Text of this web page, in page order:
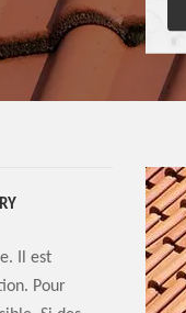
Il est
Pour